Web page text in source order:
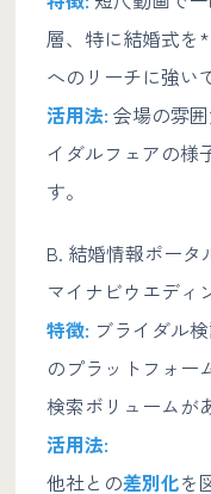
層、特に結婚式
へのリーチに強い
活用法: 会場の雰
イダルフェアの様
す。
B. 結婚情報ポータ
マイナビウエディ
特徴: ブライダル
のプラットフォー
検索ボリュームが
活用法:
他社との差別化を